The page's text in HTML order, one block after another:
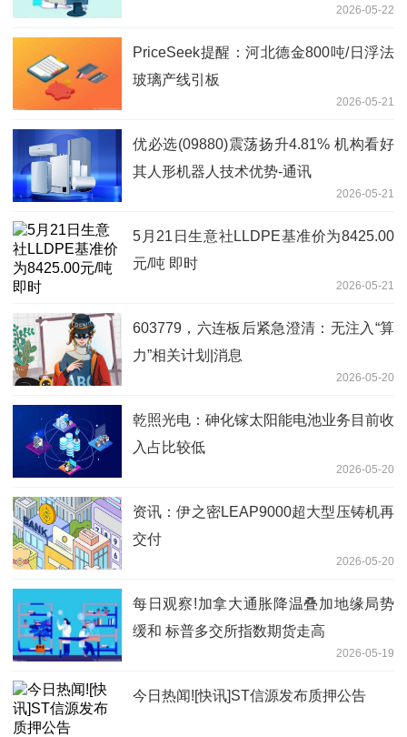
2026-05-22
PriceSeek提醒：河北德金800吨/日浮法
玻璃产线引板
2026-05-21
优必选(09880)震荡扬升4.81% 机构看好
其人形机器人技术优势-通讯
2026-05-21
5月21日生意社LLDPE基准价为8425.00
元/吨 即时
2026-05-21
603779，六连板后紧急澄清：无注入“算
力”相关计划|消息
2026-05-20
乾照光电：砷化镓太阳能电池业务目前收
入占比较低
2026-05-20
资讯：伊之密LEAP9000超大型压铸机再
交付
2026-05-20
每日观察!加拿大通胀降温叠加地缘局势
缓和 标普多交所指数期货走高
2026-05-19
今日热闻![快讯]ST信源发布质押公告